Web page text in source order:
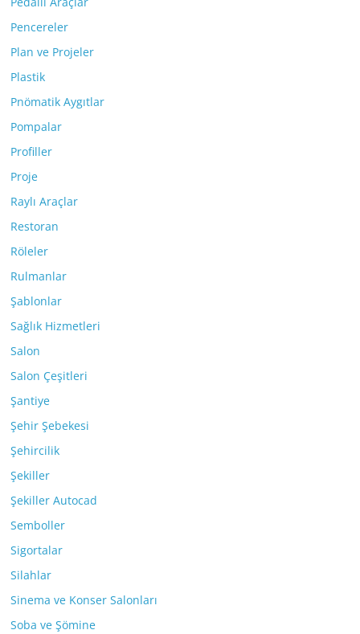
Pencereler
Plan ve Projeler
Plastik
Pnömatik Aygıtlar
Pompalar
Profiller
Proje
Raylı Araçlar
Restoran
Röleler
Rulmanlar
Şablonlar
Sağlık Hizmetleri
Salon
Salon Çeşitleri
Şantiye
Şehir Şebekesi
Şehircilik
Şekiller
Şekiller Autocad
Semboller
Sigortalar
Silahlar
Sinema ve Konser Salonları
Soba ve Şömine